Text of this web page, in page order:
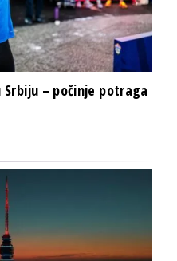
Srbiju – počinje potraga